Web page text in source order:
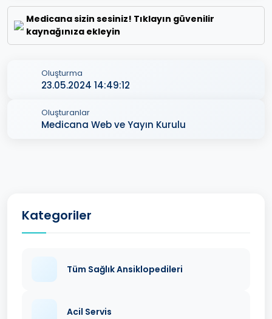
Medicana sizin sesiniz! Tıklayın güvenilir
kaynağınıza ekleyin
Oluşturma
23.05.2024 14:49:12
Oluşturanlar
Medicana Web ve Yayın Kurulu
Kategoriler
Tüm Sağlık Ansiklopedileri
Acil Servis